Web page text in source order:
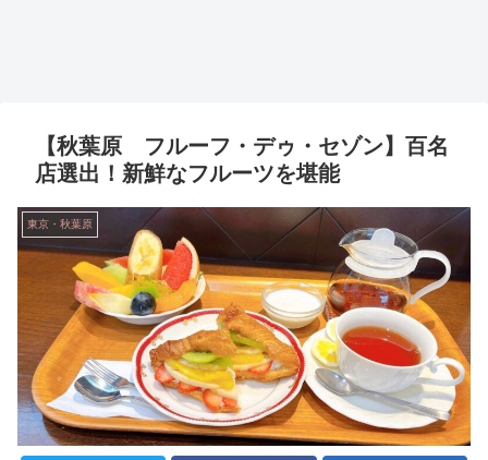
【秋葉原 フルーフ・デゥ・セゾン】百名
店選出！新鮮なフルーツを堪能
東京・秋葉原